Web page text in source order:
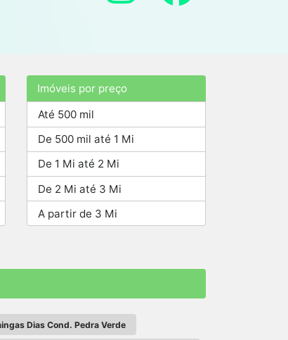
Imóveis por preço
Até 500 mil
De 500 mil até 1 Mi
De 1 Mi até 2 Mi
De 2 Mi até 3 Mi
A partir de 3 Mi
Dias Cond. Pedra Verde